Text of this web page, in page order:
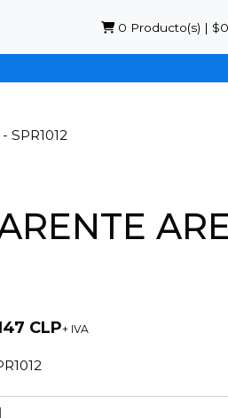
0 Producto(s) |
SPR1012
CLP+ IVA